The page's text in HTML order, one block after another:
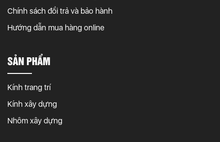
Chính sách đổi trả và bảo hành
Hướng dẫn mua hàng online
SẢN PHẨM
Kính trang trí
Kính xây dựng
Nhôm xây dựng